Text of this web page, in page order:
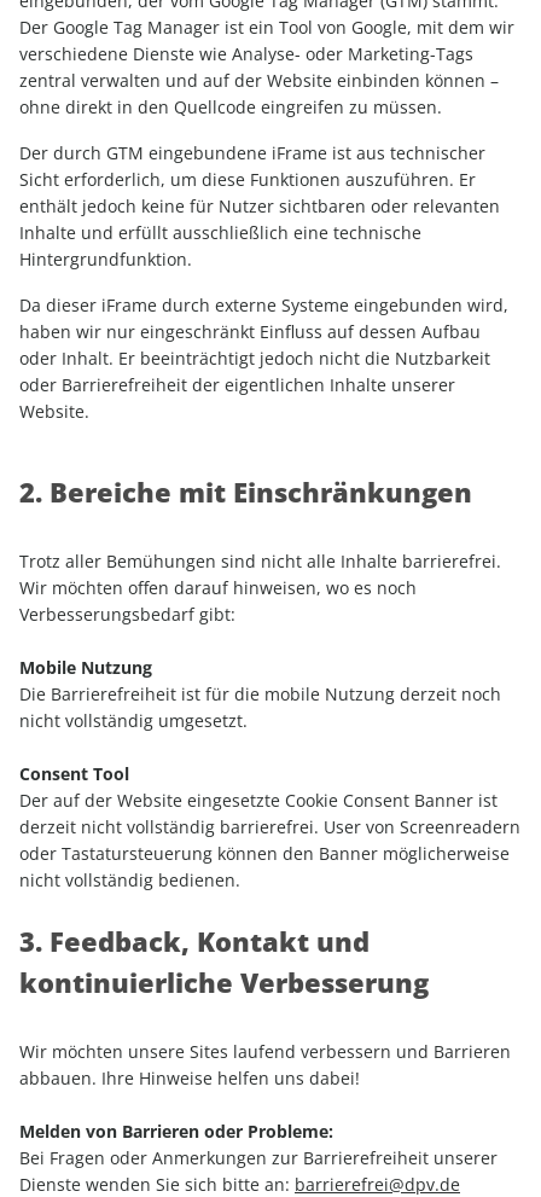
Der Google Tag Manager ist ein Tool von Google, mit dem wir
verschiedene Dienste wie Analyse- oder Marketing-Tags
zentral verwalten und auf der Website einbinden können –
ohne direkt in den Quellcode eingreifen zu müssen.
Der durch GTM eingebundene iFrame ist aus technischer
Sicht erforderlich, um diese Funktionen auszuführen. Er
enthält jedoch keine für Nutzer sichtbaren oder relevanten
Inhalte und erfüllt ausschließlich eine technische
Hintergrundfunktion.
Da dieser iFrame durch externe Systeme eingebunden wird,
haben wir nur eingeschränkt Einfluss auf dessen Aufbau
oder Inhalt. Er beeinträchtigt jedoch nicht die Nutzbarkeit
oder Barrierefreiheit der eigentlichen Inhalte unserer
Website.
2. Bereiche mit Einschränkungen
Trotz aller Bemühungen sind nicht alle Inhalte barrierefrei.
Wir möchten offen darauf hinweisen, wo es noch
Verbesserungsbedarf gibt:
Mobile Nutzung
Die Barrierefreiheit ist für die mobile Nutzung derzeit noch
nicht vollständig umgesetzt.
Consent Tool
Der auf der Website eingesetzte Cookie Consent Banner ist
derzeit nicht vollständig barrierefrei. User von Screenreadern
oder Tastatursteuerung können den Banner möglicherweise
nicht vollständig bedienen.
3. Feedback, Kontakt und
kontinuierliche Verbesserung
Wir möchten unsere Sites laufend verbessern und Barrieren
abbauen. Ihre Hinweise helfen uns dabei!
Melden von Barrieren oder Probleme:
Bei Fragen oder Anmerkungen zur Barrierefreiheit unserer
Dienste wenden Sie sich bitte an: barrierefrei@dpv.de